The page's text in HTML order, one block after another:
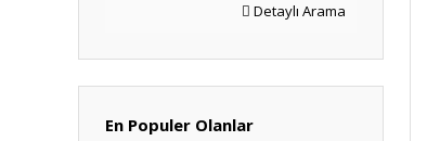
Detaylı Arama
En Populer Olanlar